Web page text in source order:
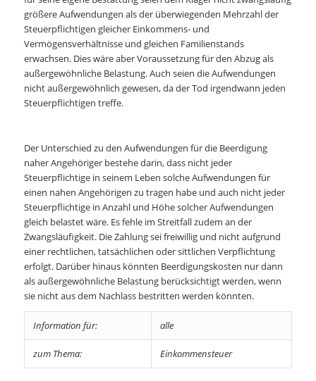
größere Aufwendungen als der überwiegenden Mehrzahl der
Steuerpflichtigen gleicher Einkommens- und
Vermögensverhältnisse und gleichen Familienstands
erwachsen. Dies wäre aber Voraussetzung für den Abzug als
außergewöhnliche Belastung. Auch seien die Aufwendungen
nicht außergewöhnlich gewesen, da der Tod irgendwann jeden
Steuerpflichtigen treffe.
Der Unterschied zu den Aufwendungen für die Beerdigung
naher Angehöriger bestehe darin, dass nicht jeder
Steuerpflichtige in seinem Leben solche Aufwendungen für
einen nahen Angehörigen zu tragen habe und auch nicht jeder
Steuerpflichtige in Anzahl und Höhe solcher Aufwendungen
gleich belastet wäre. Es fehle im Streitfall zudem an der
Zwangsläufigkeit. Die Zahlung sei freiwillig und nicht aufgrund
einer rechtlichen, tatsächlichen oder sittlichen Verpflichtung
erfolgt. Darüber hinaus könnten Beerdigungskosten nur dann
als außergewöhnliche Belastung berücksichtigt werden, wenn
sie nicht aus dem Nachlass bestritten werden könnten.
Information für: alle
zum Thema: Einkommensteuer